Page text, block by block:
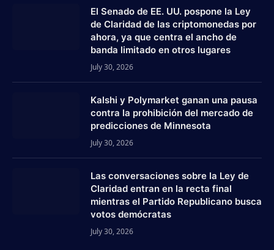
El Senado de EE. UU. pospone la Ley
de Claridad de las criptomonedas por
ahora, ya que centra el ancho de
banda limitado en otros lugares
July 30, 2026
Kalshi y Polymarket ganan una pausa
contra la prohibición del mercado de
predicciones de Minnesota
July 30, 2026
Las conversaciones sobre la Ley de
Claridad entran en la recta final
mientras el Partido Republicano busca
votos demócratas
July 30, 2026